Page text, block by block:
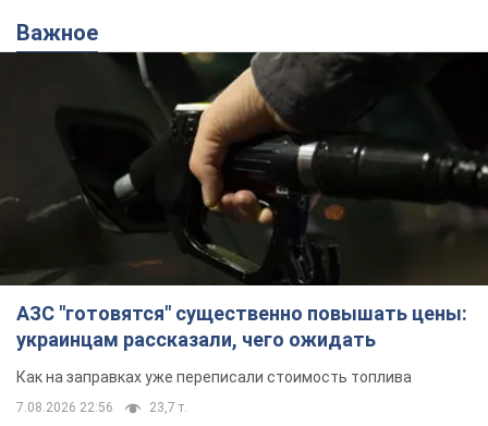
Важное
АЗС "готовятся" существенно повышать цены:
украинцам рассказали, чего ожидать
Как на заправках уже переписали стоимость топлива
7.08.2026 22:56 23,7 т.